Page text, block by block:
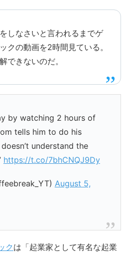
しなさいと言われるまでゲ
クの動画を2時間見ている。
できないのだ。
by watching 2 hours of
tells him to do his
understand the
https://t.co/7bhCNQJ9Dy
August 5,
ク は「起業家として有名な起業